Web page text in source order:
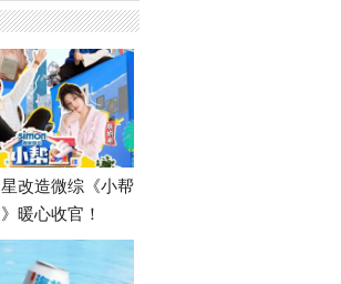
改造微综《小帮
暖心收官！